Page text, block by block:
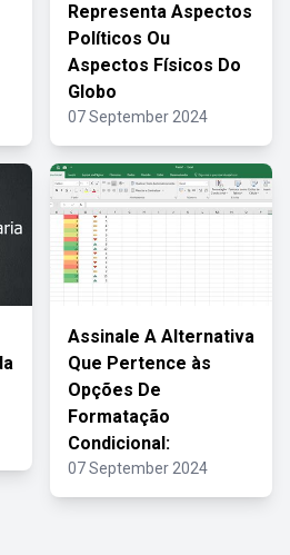
Representa Aspectos
Políticos Ou
Aspectos Físicos Do
Globo
07 September 2024
Assinale A Alternativa
Que Pertence às
Opções De
Formatação
Condicional:
07 September 2024